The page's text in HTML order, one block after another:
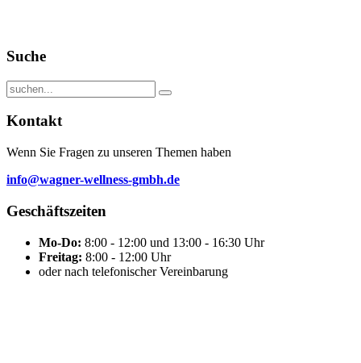
Suche
Kontakt
Wenn Sie Fragen zu unseren Themen haben
info@wagner-wellness-gmbh.de
Geschäftszeiten
Mo-Do: 8:00 - 12:00 und 13:00 - 16:30 Uhr
Freitag: 8:00 - 12:00 Uhr
oder nach telefonischer Vereinbarung